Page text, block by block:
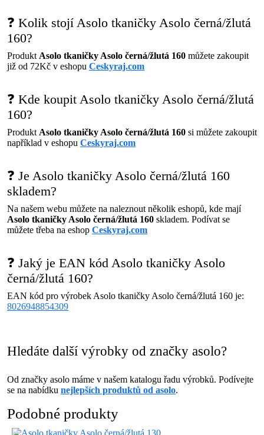
❓ Kolik stojí Asolo tkaničky Asolo černá/žlutá
160?
Produkt Asolo tkaničky Asolo černá/žlutá 160 můžete zakoupit
již od 72Kč v eshopu Ceskyraj.com
❓ Kde koupit Asolo tkaničky Asolo černá/žlutá
160?
Produkt Asolo tkaničky Asolo černá/žlutá 160 si můžete zakoupit
například v eshopu Ceskyraj.com
❓ Je Asolo tkaničky Asolo černá/žlutá 160
skladem?
Na našem webu můžete na naleznout několik eshopů, kde mají
Asolo tkaničky Asolo černá/žlutá 160 skladem. Podívat se
můžete třeba na eshop Ceskyraj.com
❓ Jaký je EAN kód Asolo tkaničky Asolo
černá/žlutá 160?
EAN kód pro výrobek Asolo tkaničky Asolo černá/žlutá 160 je:
8026948854309
Hledáte další výrobky od značky asolo?
Od značky asolo máme v našem katalogu řadu výrobků. Podívejte
se na nabídku nejlepších produktů od asolo.
Podobné produkty